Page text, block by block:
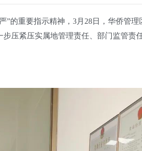
重要指示精神，3月28日，华侨管理
压紧压实属地管理责任、部门监管责